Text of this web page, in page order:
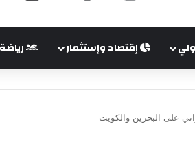
إقتصاد وإستثمار رياضة
على البحرين والكويت